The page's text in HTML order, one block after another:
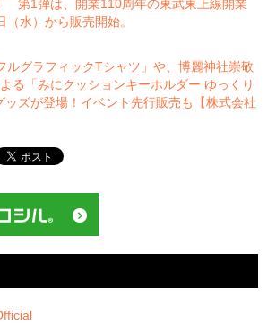
第1弾は、開業110周年の東武東上線開業
水）から販売開始。
ルグラフィックTシャツ」や、博麗神社崇敬
る「みにクッションキーホルダー ゆっくり
ッズが登場！イベント先行販売も【株式会社